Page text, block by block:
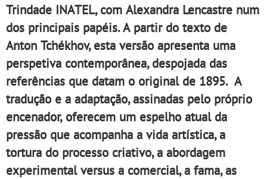
Trindade INATEL, com Alexandra Lencastre num
dos principais papéis. A partir do texto de
Anton Tchékhov, esta versão apresenta uma
perspetiva contemporânea, despojada das
referências que datam o original de 1895. A
tradução e a adaptação, assinadas pelo próprio
encenador, oferecem um espelho atual da
pressão que acompanha a vida artística, a
tortura do processo criativo, a abordagem
experimental versus a comercial, a fama, as